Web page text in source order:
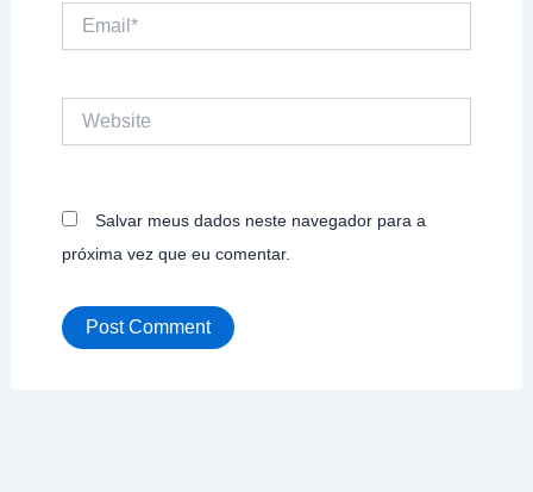
Email*
Salvar meus dados neste navegador para a
próxima vez que eu comentar.